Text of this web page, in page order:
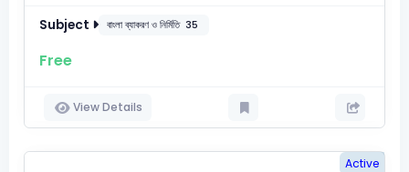
Subject বাংলা ব্যাকরণ ও নির্মিতি 35
Free
View Details
Active